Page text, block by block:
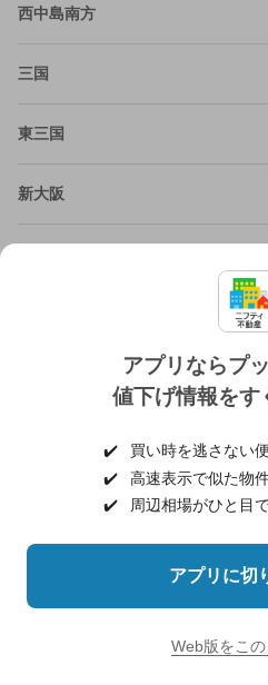
西中島南方
三国
東三国
新大阪
大阪市淀川区近隣の町域から探す
田川北
アプリならプ
値下げ情報をす
✔️
買い時を逃さない
✔️
高速表示で似た物
✔️
周辺相場がひと目
アプリに切
Web版をこの